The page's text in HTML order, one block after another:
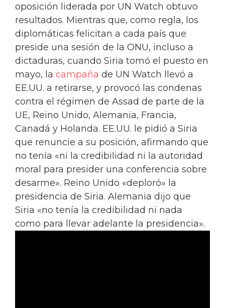
oposición liderada por UN Watch obtuvo
resultados. Mientras que, como regla, los
diplomáticas felicitan a cada país que
preside una sesión de la ONU, incluso a
dictaduras, cuando Siria tomó el puesto en
mayo, la campaña de UN Watch llevó a
EE.UU. a retirarse, y provocó las condenas
contra el régimen de Assad de parte de la
UE, Reino Unido, Alemania, Francia,
Canadá y Holanda. EE.UU. le pidió a Siria
que renuncie a su posición, afirmando que
no tenía «ni la credibilidad ni la autoridad
moral para presider una conferencia sobre
desarme». Reino Unido «deploró» la
presidencia de Siria. Alemania dijo que
Siria «no tenía la credibilidad ni nada
como para llevar adelante la presidencia».